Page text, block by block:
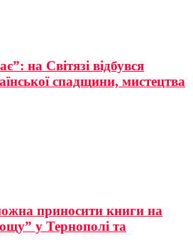
на Світязі відбувся
спадщини, мистецтва
приносити книги на
у Тернополі та